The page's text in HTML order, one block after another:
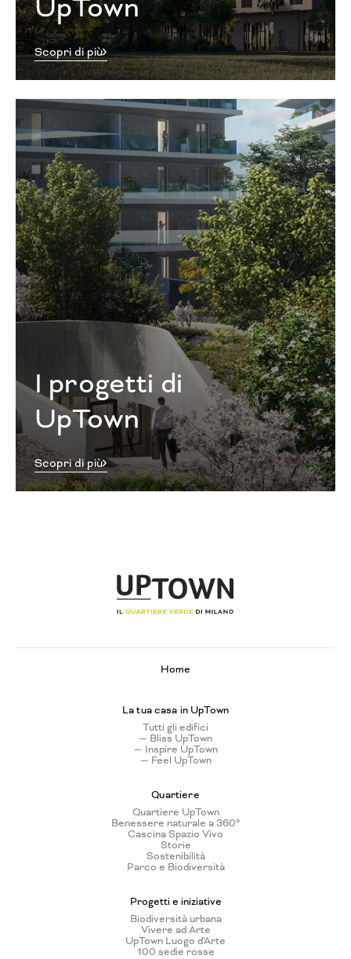
Scopri di più
I progetti di
UpTown
Scopri di più
Home
La tua casa in UpTown
Tutti gli edifici
— Bliss UpTown
— Inspire UpTown
— Feel UpTown
Quartiere
Quartiere UpTown
Benessere naturale a 360°
Cascina Spazio Vivo
Storie
Sostenibilità
Parco e Biodiversità
Progetti e iniziative
Biodiversità urbana
Vivere ad Arte
UpTown Luogo d'Arte
100 sedie rosse